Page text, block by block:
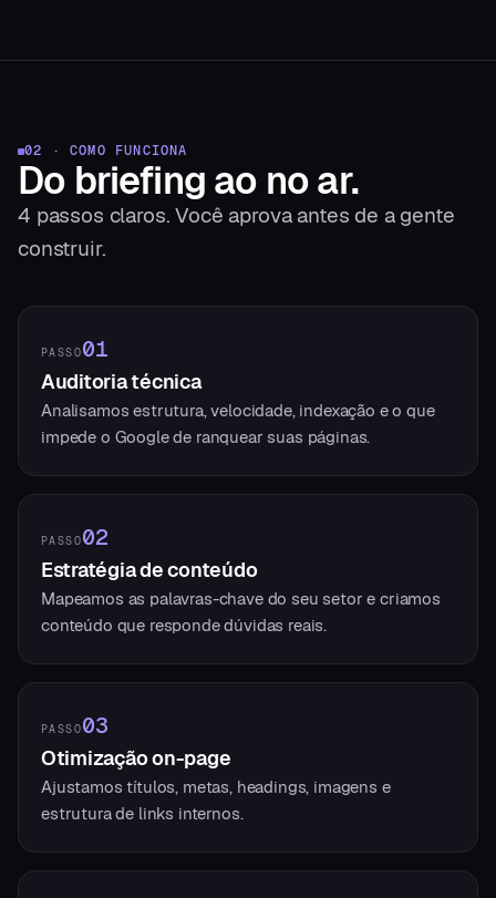
02 · COMO FUNCIONA
Do briefing ao no ar.
4 passos claros. Você aprova antes de a gente
construir.
PASSO01
Auditoria técnica
Analisamos estrutura, velocidade, indexação e o que
impede o Google de ranquear suas páginas.
PASSO02
Estratégia de conteúdo
Mapeamos as palavras-chave do seu setor e criamos
conteúdo que responde dúvidas reais.
PASSO03
Otimização on-page
Ajustamos títulos, metas, headings, imagens e
estrutura de links internos.